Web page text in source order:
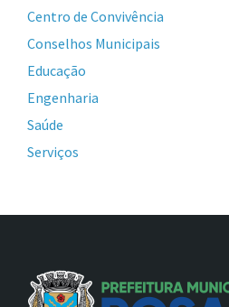
Centro de Convivência
Conselhos Municipais
Educação
Engenharia
Saúde
Serviços